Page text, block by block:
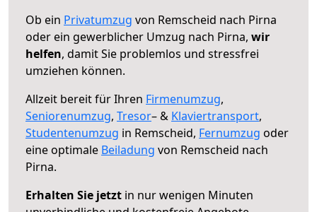
Ob ein Privatumzug von Remscheid nach Pirna
oder ein gewerblicher Umzug nach Pirna, wir
helfen, damit Sie problemlos und stressfrei
umziehen können.
Allzeit bereit für Ihren Firmenumzug,
Seniorenumzug, Tresor– & Klaviertransport,
Studentenumzug in Remscheid, Fernumzug oder
eine optimale Beiladung von Remscheid nach
Pirna.
Erhalten Sie jetzt in nur wenigen Minuten